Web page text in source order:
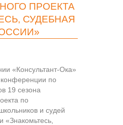
ПРОЕКТА
СУДЕБНАЯ
«Консультант-Ока»
по
19 сезона
по
и судей
«Знакомьтесь,